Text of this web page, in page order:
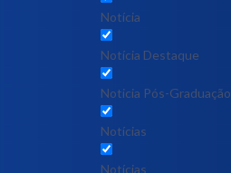
Notícia
Notícia Destaque
Noticia Pós-Graduação
Notícias
Notícias